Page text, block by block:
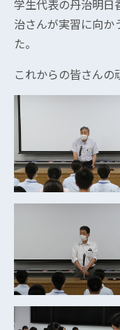
学生代表の丹治明日
治さんが実習に向か
た。
これからの皆さんの